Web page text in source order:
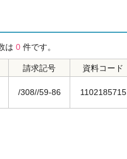
は 0 件です。
請求記号 資料コード
/308//59-86 1102185715